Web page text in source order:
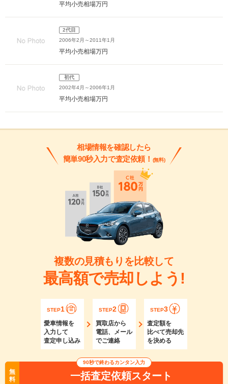
平均小売相場万円
2代目
2006年2月～2011年1月
平均小売相場万円
初代
2002年4月～2006年1月
平均小売相場万円
相場情報を確認したら
簡単90秒入力で査定依頼！ (無料)
複数の見積もりを比較して
最高額で売却しよう!
STEP1
愛車情報を
入力して
査定申し込み
STEP2
買取店から
電話、メール
でご連絡
STEP3
査定額を
比べて売却先
を決める
無
料
90秒で終わるカンタン入力
一括査定依頼スタート